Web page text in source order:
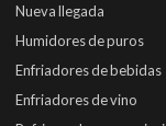
Nueva llegada
Humidores de puros
Enfriadores de bebidas
Enfriadores de vino